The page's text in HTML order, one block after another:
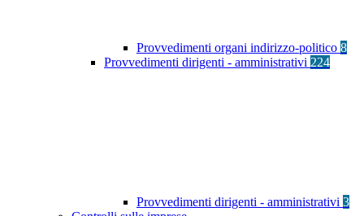
Provvedimenti organi indirizzo-politico 8
Provvedimenti dirigenti - amministrativi 224
Provvedimenti dirigenti - amministrativi 3